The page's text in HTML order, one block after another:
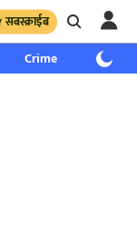
सबस्क्राईब
Crime साप्ताहिक